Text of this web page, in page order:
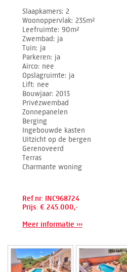
Slaapkamers 2
Woonoppervlak 235m²
Leefruimte 90m²
Zwembad ja
Tuin ja
Parkeren ja
Airco nee
Opslagruimte ja
Lift nee
Bouwjaar 2013
Privézwembad
Zonnepanelen
Berging
Ingebouwde kasten
Uitzicht op de bergen
Gerenoveerd
Terras
Charmante woning
Ref.nr: INC968724
Prijs: € 245.000,-
Meer informatie ›››